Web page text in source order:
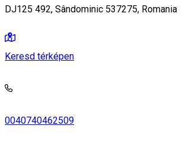
DJ125 492, Sândominic 537275, Romania
Keresd térképen
0040740462509